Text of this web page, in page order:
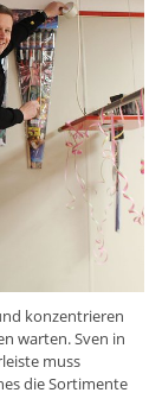
konzentrieren
warten. Sven in
muss
die Sortimente